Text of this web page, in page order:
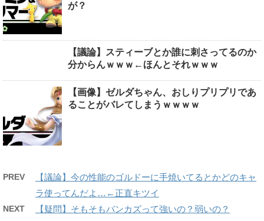
が？
【議論】スティーブとか誰に刺さってるのか
分からんｗｗｗ←ほんとそれｗｗｗ
【画像】ゼルダちゃん、おしりプリプリであ
ることがバレてしまうｗｗｗｗ
PREV
【議論】今の性能のゴルドーに手焼いてるとかどのキャ
ラ使ってんだよ…←正直キツイ
NEXT 【疑問】そもそもバンカズって強いの？弱いの？